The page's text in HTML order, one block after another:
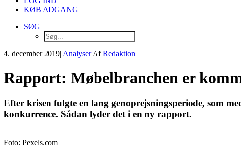
KØB ADGANG
SØG
4. december 2019| Analyser|AfRedaktion
Rapport: Møbelbranchen er
Efter krisen fulgte en lang genoprejsningsperiode, som
konkurrence. Sådan lyder det i en ny rapport.
Foto: Pexels.com